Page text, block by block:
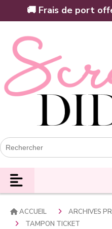
🚚 Frais de port
ACCUEIL
ARCHIVES
TAMPON TICKET